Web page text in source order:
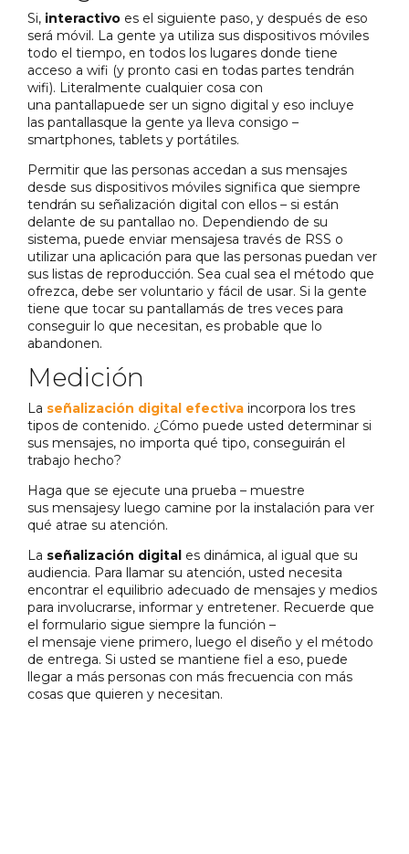
Si, interactivo es el siguiente paso, y después de eso
será móvil. La gente ya utiliza sus dispositivos móviles
todo el tiempo, en todos los lugares donde tiene
acceso a wifi (y pronto casi en todas partes tendrán
wifi). Literalmente cualquier cosa con
una pantallapuede ser un signo digital y eso incluye
las pantallasque la gente ya lleva consigo –
smartphones, tablets y portátiles.
Permitir que las personas accedan a sus mensajes
desde sus dispositivos móviles significa que siempre
tendrán su señalización digital con ellos – si están
delante de su pantallao no. Dependiendo de su
sistema, puede enviar mensajesa través de RSS o
utilizar una aplicación para que las personas puedan ver
sus listas de reproducción. Sea cual sea el método que
ofrezca, debe ser voluntario y fácil de usar. Si la gente
tiene que tocar su pantallamás de tres veces para
conseguir lo que necesitan, es probable que lo
abandonen.
Medición
La señalización digital efectiva incorpora los tres
tipos de contenido. ¿Cómo puede usted determinar si
sus mensajes, no importa qué tipo, conseguirán el
trabajo hecho?
Haga que se ejecute una prueba – muestre
sus mensajesy luego camine por la instalación para ver
qué atrae su atención.
La señalización digital es dinámica, al igual que su
audiencia. Para llamar su atención, usted necesita
encontrar el equilibrio adecuado de mensajes y medios
para involucrarse, informar y entretener. Recuerde que
el formulario sigue siempre la función –
el mensaje viene primero, luego el diseño y el método
de entrega. Si usted se mantiene fiel a eso, puede
llegar a más personas con más frecuencia con más
cosas que quieren y necesitan.